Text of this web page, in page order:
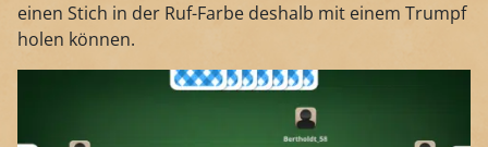
einen Stich in der Ruf-Farbe deshalb mit einem Trumpf
holen können.